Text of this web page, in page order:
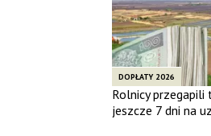
DOPŁATY 2026
Rolnicy przegapili
jeszcze 7 dni na